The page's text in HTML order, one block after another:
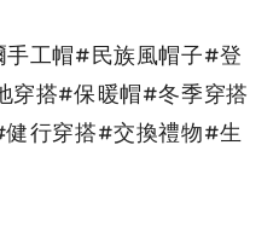
工帽#民族風帽子#登
穿搭#保暖帽#冬季穿搭
行穿搭#交換禮物#生